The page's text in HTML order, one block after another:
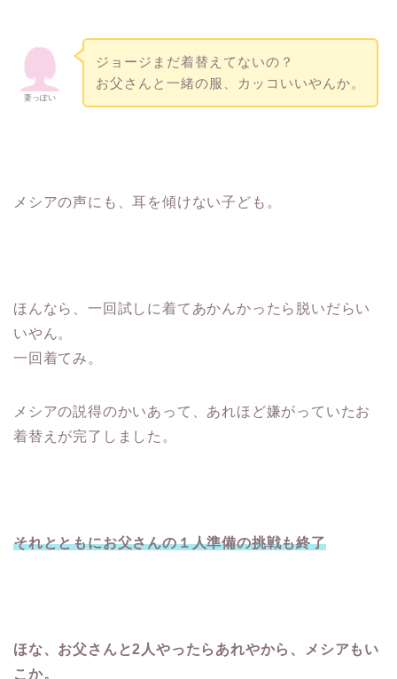
妻っぽい
ジョージまだ着替えてないの？
お父さんと一緒の服、カッコいいやんか。
メシアの声にも、耳を傾けない子ども。
ほんなら、一回試しに着てあかんかったら脱いだらい
いやん。
一回着てみ。
メシアの説得のかいあって、あれほど嫌がっていたお
着替えが完了しました。
それとともにお父さんの１人準備の挑戦も終了
ほな、お父さんと2人やったらあれやから、メシアもい
こか。